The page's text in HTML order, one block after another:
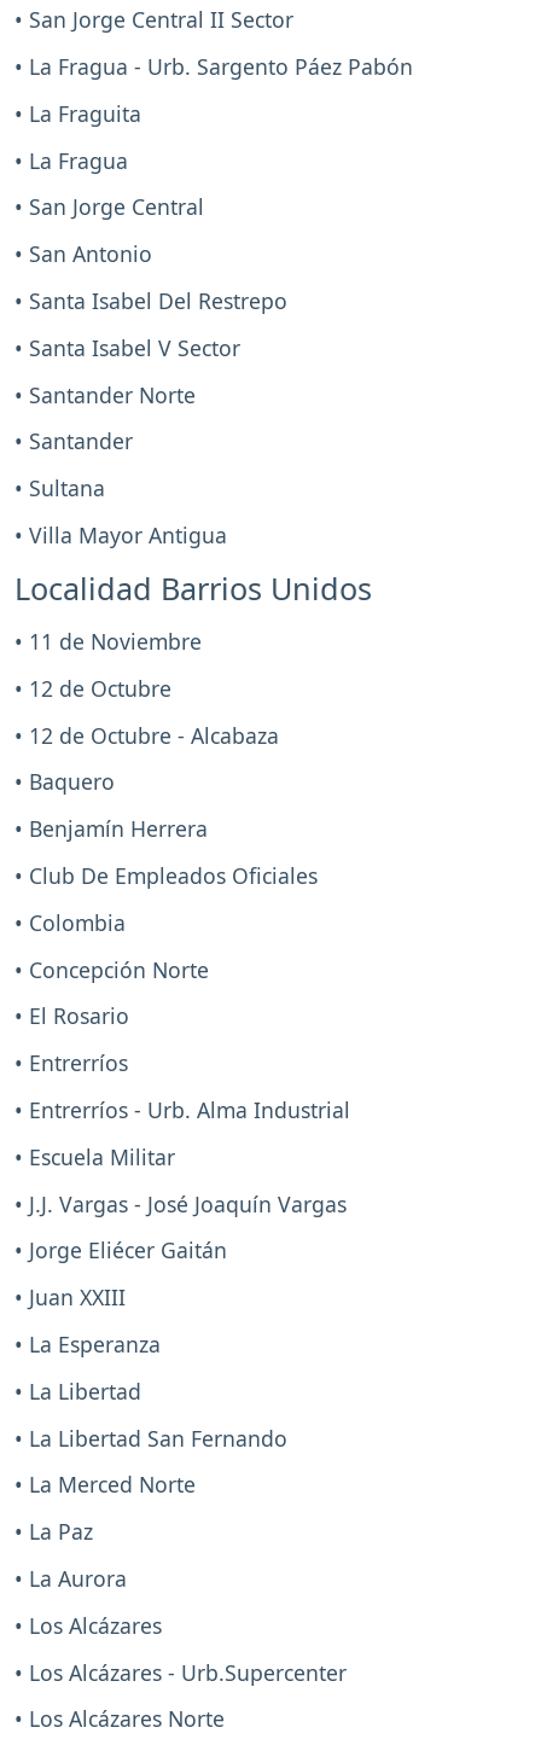
• San Jorge Central II Sector
• La Fragua - Urb. Sargento Páez Pabón
• La Fraguita
• La Fragua
• San Jorge Central
• San Antonio
• Santa Isabel Del Restrepo
• Santa Isabel V Sector
• Santander Norte
• Santander
• Sultana
• Villa Mayor Antigua
Localidad Barrios Unidos
• 11 de Noviembre
• 12 de Octubre
• 12 de Octubre - Alcabaza
• Baquero
• Benjamín Herrera
• Club De Empleados Oficiales
• Colombia
• Concepción Norte
• El Rosario
• Entrerríos
• Entrerríos - Urb. Alma Industrial
• Escuela Militar
• J.J. Vargas - José Joaquín Vargas
• Jorge Eliécer Gaitán
• Juan XXIII
• La Esperanza
• La Libertad
• La Libertad San Fernando
• La Merced Norte
• La Paz
• La Aurora
• Los Alcázares
• Los Alcázares - Urb.Supercenter
• Los Alcázares Norte